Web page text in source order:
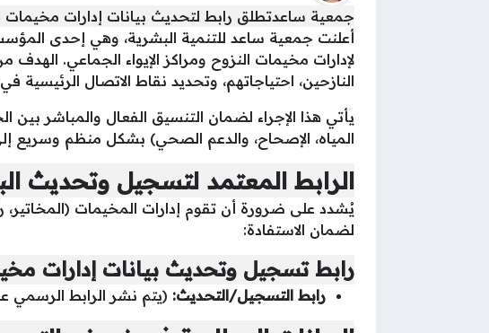
جمعية ساعدتطلق رابط لتحديث بيانات إدارات مخيمات
أعلنت جمعية ساعد للتنمية البشرية، وهي إحدى
لإدارات مخيمات النزوح ومراكز الإيواء الجماعي.
النازحين، احتياجاتهم، وتحديد نقاط الاتصال الرئيسية
يأتي هذا الإجراء لضمان التنسيق الفعال والمباشر
المياه، الإصحاح، والدعم الصحي) بشكل منظم وسريع
الرابط المعتمد لتسجيل وتحديث
يُشدد على ضرورة أن تقوم إدارات المخيمات (المخاتير،
لضمان الاستفادة:
رابط تسجيل وتحديث بيانات إدارات
رابط التسجيل/التحديث: (يتم نشر الرابط الرسمي